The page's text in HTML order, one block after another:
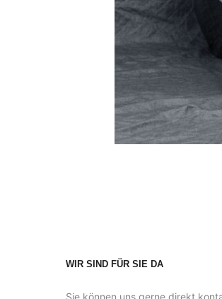
WIR SIND FÜR SIE DA
Sie können uns gerne direkt